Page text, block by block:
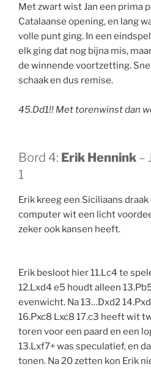
Met zwart wist Jan een prima
Catalaanse opening, en lang
volle punt ging. In een
elk ging dat nog bijna mis,
de winnende voortzetting.
schaak en dus remise.
45.Dd1!! Met torenwinst dan
Bord 4: Erik Hennink –
1
Erik kreeg een Siciliaans
computer wit een licht
zeker ook kansen heeft.
Erik besloot hier 11.Lc4 te
12.Lxd4 e5 houdt alleen
evenwicht. Na 13…Dxd2
16.Pxc8 Lxc8 17.c3 heeft wit
toren voor een paard en een
13.Lxf7+ was speculatief, en
tonen. Na 20 zetten kon Erik